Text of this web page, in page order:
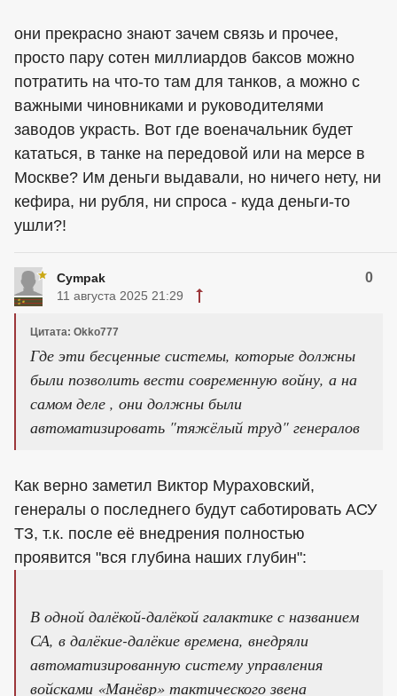
они прекрасно знают зачем связь и прочее,
просто пару сотен миллиардов баксов можно
потратить на что-то там для танков, а можно с
важными чиновниками и руководителями
заводов украсть. Вот где военачальник будет
кататься, в танке на передовой или на мерсе в
Москве? Им деньги выдавали, но ничего нету, ни
кефира, ни рубля, ни спроса - куда деньги-то
ушли?!
Cympak 0
11 августа 2025 21:29
Цитата: Okko777
Где эти бесценные системы, которые должны
были позволить вести современную войну, а на
самом деле , они должны были
автоматизировать "тяжёлый труд" генералов
Как верно заметил Виктор Мураховский,
генералы о последнего будут саботировать АСУ
ТЗ, т.к. после её внедрения полностью
проявится "вся глубина наших глубин":
В одной далёкой-далёкой галактике с названием
СА, в далёкие-далёкие времена, внедряли
автоматизированную систему управления
войсками «Манёвр» тактического звена